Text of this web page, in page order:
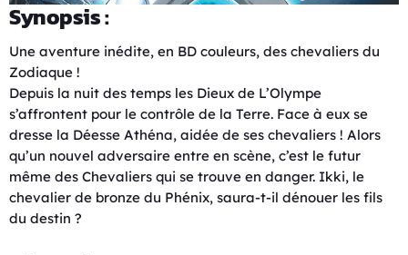
Synopsis :
Une aventure inédite, en BD couleurs, des chevaliers du
Zodiaque !
Depuis la nuit des temps les Dieux de L’Olympe
s’affrontent pour le contrôle de la Terre. Face à eux se
dresse la Déesse Athéna, aidée de ses chevaliers ! Alors
qu’un nouvel adversaire entre en scène, c’est le futur
même des Chevaliers qui se trouve en danger. Ikki, le
chevalier de bronze du Phénix, saura-t-il dénouer les fils
du destin ?